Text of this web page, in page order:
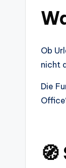
Ob
nicht
Die